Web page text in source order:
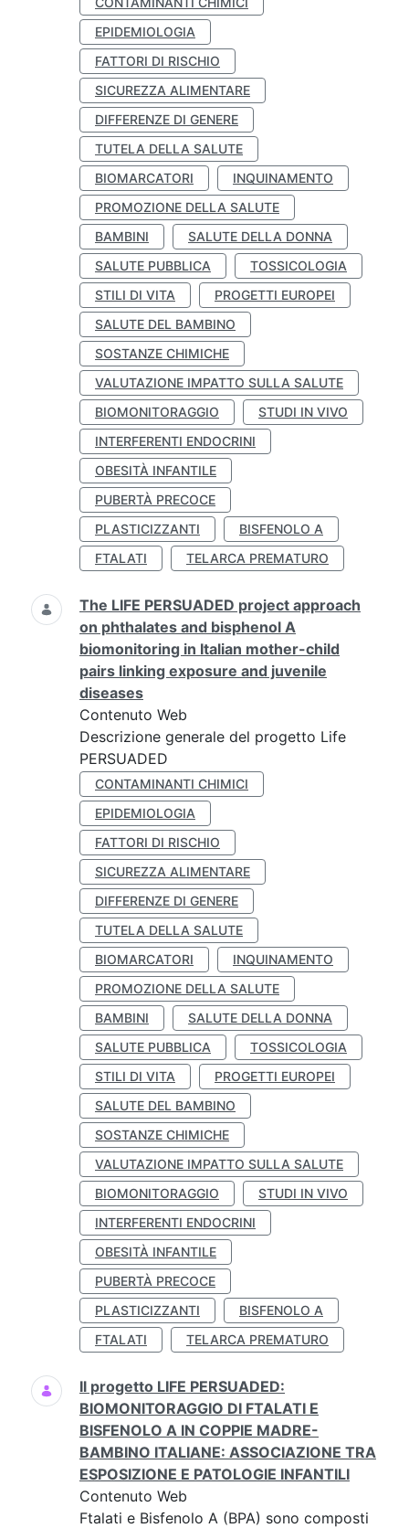
EPIDEMIOLOGIA
FATTORI DI RISCHIO
SICUREZZA ALIMENTARE
DIFFERENZE DI GENERE
TUTELA DELLA SALUTE
BIOMARCATORI
INQUINAMENTO
PROMOZIONE DELLA SALUTE
BAMBINI
SALUTE DELLA DONNA
SALUTE PUBBLICA
TOSSICOLOGIA
STILI DI VITA
PROGETTI EUROPEI
SALUTE DEL BAMBINO
SOSTANZE CHIMICHE
VALUTAZIONE IMPATTO SULLA SALUTE
BIOMONITORAGGIO
STUDI IN VIVO
INTERFERENTI ENDOCRINI
OBESITÀ INFANTILE
PUBERTÀ PRECOCE
PLASTICIZZANTI
BISFENOLO A
FTALATI
TELARCA PREMATURO
The LIFE PERSUADED project approach
on phthalates and bisphenol A
biomonitoring in Italian mother-child
pairs linking exposure and juvenile
diseases
Contenuto Web
Descrizione generale del progetto Life
PERSUADED
CONTAMINANTI CHIMICI
EPIDEMIOLOGIA
FATTORI DI RISCHIO
SICUREZZA ALIMENTARE
DIFFERENZE DI GENERE
TUTELA DELLA SALUTE
BIOMARCATORI
INQUINAMENTO
PROMOZIONE DELLA SALUTE
BAMBINI
SALUTE DELLA DONNA
SALUTE PUBBLICA
TOSSICOLOGIA
STILI DI VITA
PROGETTI EUROPEI
SALUTE DEL BAMBINO
SOSTANZE CHIMICHE
VALUTAZIONE IMPATTO SULLA SALUTE
BIOMONITORAGGIO
STUDI IN VIVO
INTERFERENTI ENDOCRINI
OBESITÀ INFANTILE
PUBERTÀ PRECOCE
PLASTICIZZANTI
BISFENOLO A
FTALATI
TELARCA PREMATURO
Il progetto LIFE PERSUADED:
BIOMONITORAGGIO DI FTALATI E
BISFENOLO A IN COPPIE MADRE-
BAMBINO ITALIANE: ASSOCIAZIONE TRA
ESPOSIZIONE E PATOLOGIE INFANTILI
Contenuto Web
Ftalati e Bisfenolo A (BPA) sono composti